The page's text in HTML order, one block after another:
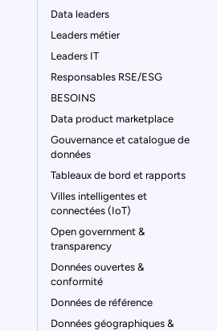
Data leaders
Leaders métier
Leaders IT
Responsables RSE/ESG
BESOINS
Data product marketplace
Gouvernance et catalogue de
données
Tableaux de bord et rapports
Villes intelligentes et
connectées (IoT)
Open government &
transparency
Données ouvertes &
conformité
Données de référence
Données géographiques &